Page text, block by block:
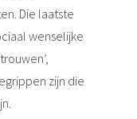
Die laatste
wenselijke
zijn die